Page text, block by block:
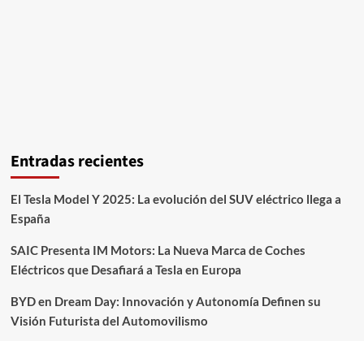
Entradas recientes
El Tesla Model Y 2025: La evolución del SUV eléctrico llega a
España
SAIC Presenta IM Motors: La Nueva Marca de Coches
Eléctricos que Desafiará a Tesla en Europa
BYD en Dream Day: Innovación y Autonomía Definen su
Visión Futurista del Automovilismo